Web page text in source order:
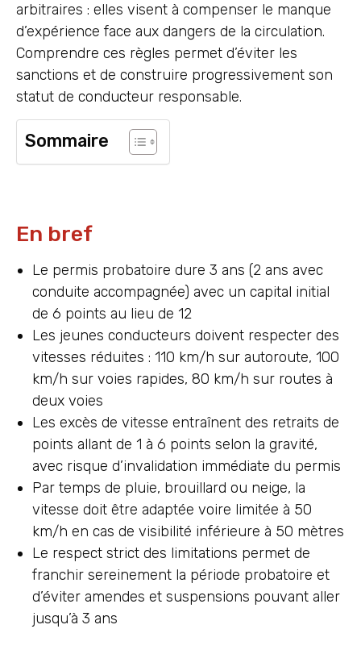
arbitraires : elles visent à compenser le manque
d’expérience face aux dangers de la circulation.
Comprendre ces règles permet d’éviter les
sanctions et de construire progressivement son
statut de conducteur responsable.
Sommaire
En bref
Le permis probatoire dure 3 ans (2 ans avec
conduite accompagnée) avec un capital initial
de 6 points au lieu de 12
Les jeunes conducteurs doivent respecter des
vitesses réduites : 110 km/h sur autoroute, 100
km/h sur voies rapides, 80 km/h sur routes à
deux voies
Les excès de vitesse entraînent des retraits de
points allant de 1 à 6 points selon la gravité,
avec risque d’invalidation immédiate du permis
Par temps de pluie, brouillard ou neige, la
vitesse doit être adaptée voire limitée à 50
km/h en cas de visibilité inférieure à 50 mètres
Le respect strict des limitations permet de
franchir sereinement la période probatoire et
d’éviter amendes et suspensions pouvant aller
jusqu’à 3 ans